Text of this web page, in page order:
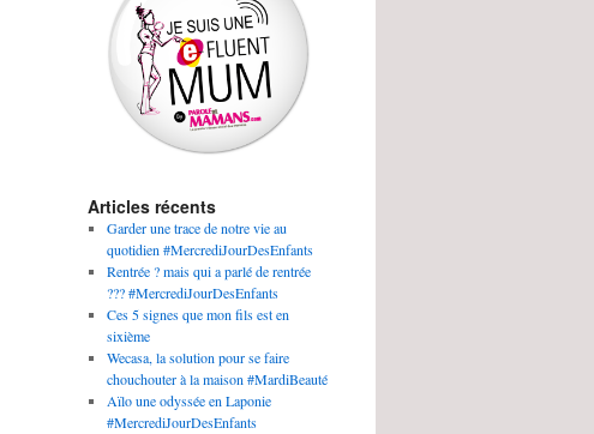
Articles récents
Garder une trace de notre vie au
quotidien #MercrediJourDesEnfants
Rentrée ? mais qui a parlé de rentrée
??? #MercrediJourDesEnfants
Ces 5 signes que mon fils est en
sixième
Wecasa, la solution pour se faire
chouchouter à la maison #MardiBeauté
Aïlo une odyssée en Laponie
#MercrediJourDesEnfants